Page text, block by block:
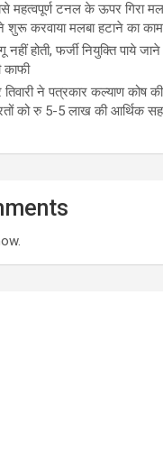
महत्वपूर्ण टनल के ऊपर गिरा
शुरू करवाया मलबा हटाने का काम
होती, फर्जी नियुक्ति पाये
काफी
ने पत्रकार कल्याण कोष
को रु 5-5 लाख की आर्थिक